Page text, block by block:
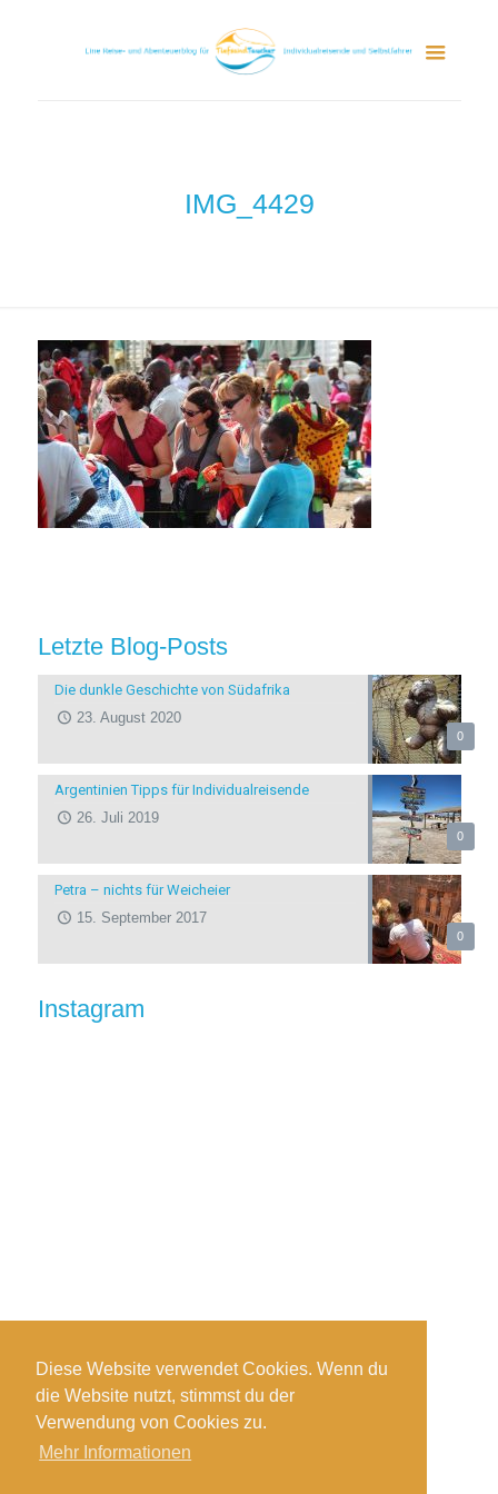
Diese Website verwendet Cookies. Wenn du
die Website nutzt, stimmst du der
Verwendung von Cookies zu.
Mehr Informationen
IMG_4429
Letzte Blog-Posts
0
Die dunkle Geschichte von Südafrika
23. August 2020
0
Argentinien Tipps für Individualreisende
26. Juli 2019
0
Petra – nichts für Weicheier
15. September 2017
Instagram